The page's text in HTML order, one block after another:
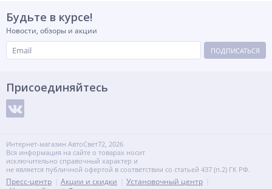
Будьте в курсе!
Новости, обзоры и акции
ПОДПИСАТЬСЯ
Присоединяйтесь
Интернет-магазин АвтоСвет72, 2026
Вся информация на сайте о товарах носит
исключительно справочный характер и
не является публичной офертой в соответствии со статьей 437 (п.2) ГК РФ.
Пресс-центр Акции и скидки
Установочный центр